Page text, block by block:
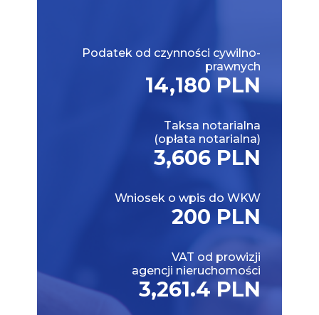
Podatek od czynności cywilno-
prawnych
14,180 PLN
Taksa notarialna
(opłata notarialna)
3,606 PLN
Wniosek o wpis do WKW
200 PLN
VAT od prowizji
agencji nieruchomości
3,261.4 PLN